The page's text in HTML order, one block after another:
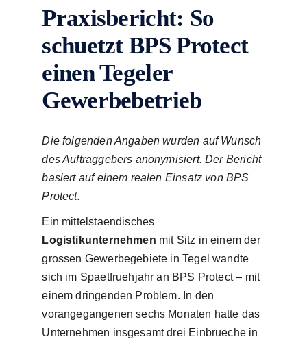
Praxisbericht: So
schuetzt BPS Protect
einen Tegeler
Gewerbebetrieb
Die folgenden Angaben wurden auf Wunsch
des Auftraggebers anonymisiert. Der Bericht
basiert auf einem realen Einsatz von BPS
Protect.
Ein mittelstaendisches
Logistikunternehmen mit Sitz in einem der
grossen Gewerbegebiete in Tegel wandte
sich im Spaetfruehjahr an BPS Protect – mit
einem dringenden Problem. In den
vorangegangenen sechs Monaten hatte das
Unternehmen insgesamt drei Einbrueche in